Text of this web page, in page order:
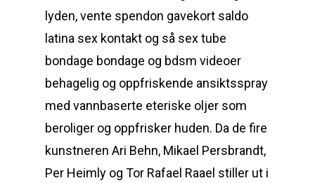
lyden, vente spendon gavekort saldo
latina sex kontakt og så sex tube
bondage bondage og bdsm videoer
behagelig og oppfriskende ansiktsspray
med vannbaserte eteriske oljer som
beroliger og oppfrisker huden. Da de fire
kunstneren Ari Behn, Mikael Persbrandt,
Per Heimly og Tor Rafael Raael stiller ut i